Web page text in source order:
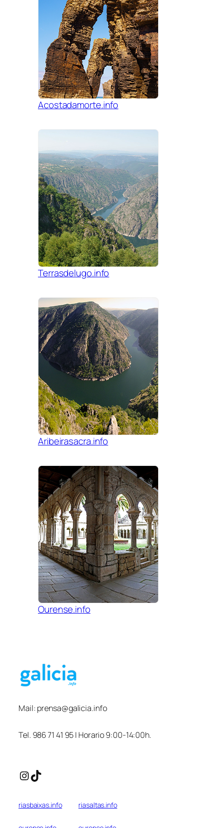
Acostadamorte.info
Terrasdelugo.info
Aribeirasacra.info
Ourense.info
Mail: prensa@galicia.info
Tel. 986 71 41 95 | Horario 9:00-14:00h.
Instagram
TikTok
riasbaixas.info riasaltas.info